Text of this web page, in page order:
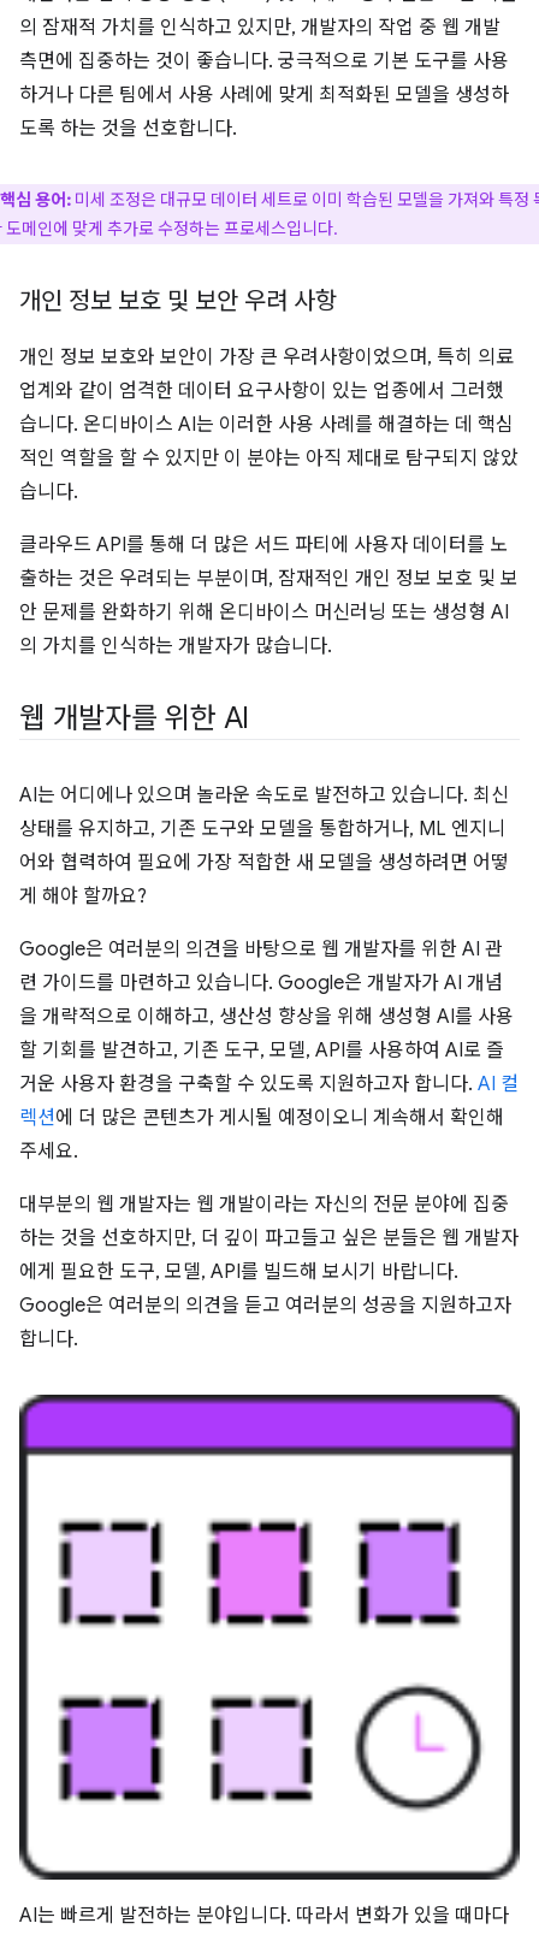
의 잠재적 가치를 인식하고 있지만, 개발자의 작업 중 웹 개발
측면에 집중하는 것이 좋습니다. 궁극적으로 기본 도구를 사용
하거나 다른 팀에서 사용 사례에 맞게 최적화된 모델을 생성하
도록 하는 것을 선호합니다.
핵심 용어: 미세 조정은 대규모 데이터 세트로 이미 학습된 모델을 가져와 특정
도메인에 맞게 추가로 수정하는 프로세스입니다.
개인 정보 보호 및 보안 우려 사항
개인 정보 보호와 보안이 가장 큰 우려사항이었으며, 특히 의료
업계와 같이 엄격한 데이터 요구사항이 있는 업종에서 그러했
습니다. 온디바이스 AI는 이러한 사용 사례를 해결하는 데 핵심
적인 역할을 할 수 있지만 이 분야는 아직 제대로 탐구되지 않았
습니다.
클라우드 API를 통해 더 많은 서드 파티에 사용자 데이터를 노
출하는 것은 우려되는 부분이며, 잠재적인 개인 정보 보호 및 보
안 문제를 완화하기 위해 온디바이스 머신러닝 또는 생성형 AI
의 가치를 인식하는 개발자가 많습니다.
웹 개발자를 위한 AI
AI는 어디에나 있으며 놀라운 속도로 발전하고 있습니다. 최신
상태를 유지하고, 기존 도구와 모델을 통합하거나, ML 엔지니
어와 협력하여 필요에 가장 적합한 새 모델을 생성하려면 어떻
게 해야 할까요?
Google은 여러분의 의견을 바탕으로 웹 개발자를 위한 AI 관
련 가이드를 마련하고 있습니다. Google은 개발자가 AI 개념
을 개략적으로 이해하고, 생산성 향상을 위해 생성형 AI를 사용
할 기회를 발견하고, 기존 도구, 모델, API를 사용하여 AI로 즐
거운 사용자 환경을 구축할 수 있도록 지원하고자 합니다. AI 컬
렉션에 더 많은 콘텐츠가 게시될 예정이오니 계속해서 확인해
주세요.
대부분의 웹 개발자는 웹 개발이라는 자신의 전문 분야에 집중
하는 것을 선호하지만, 더 깊이 파고들고 싶은 분들은 웹 개발자
에게 필요한 도구, 모델, API를 빌드해 보시기 바랍니다.
Google은 여러분의 의견을 듣고 여러분의 성공을 지원하고자
합니다.
AI는 빠르게 발전하는 분야입니다. 따라서 변화가 있을 때마다